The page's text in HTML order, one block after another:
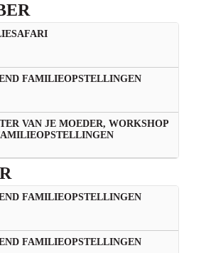
FAMILIEOPSTELLINGEN
VAN JE MOEDER, WORKSHOP
FAMILIEOPSTELLINGEN
FAMILIEOPSTELLINGEN